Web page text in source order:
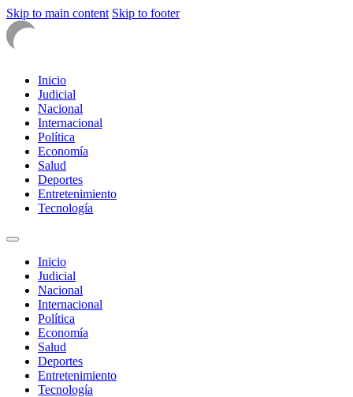
Skip to main content Skip to footer
Inicio
Judicial
Nacional
Internacional
Política
Economía
Salud
Deportes
Entretenimiento
Tecnología
Inicio
Judicial
Nacional
Internacional
Política
Economía
Salud
Deportes
Entretenimiento
Tecnología